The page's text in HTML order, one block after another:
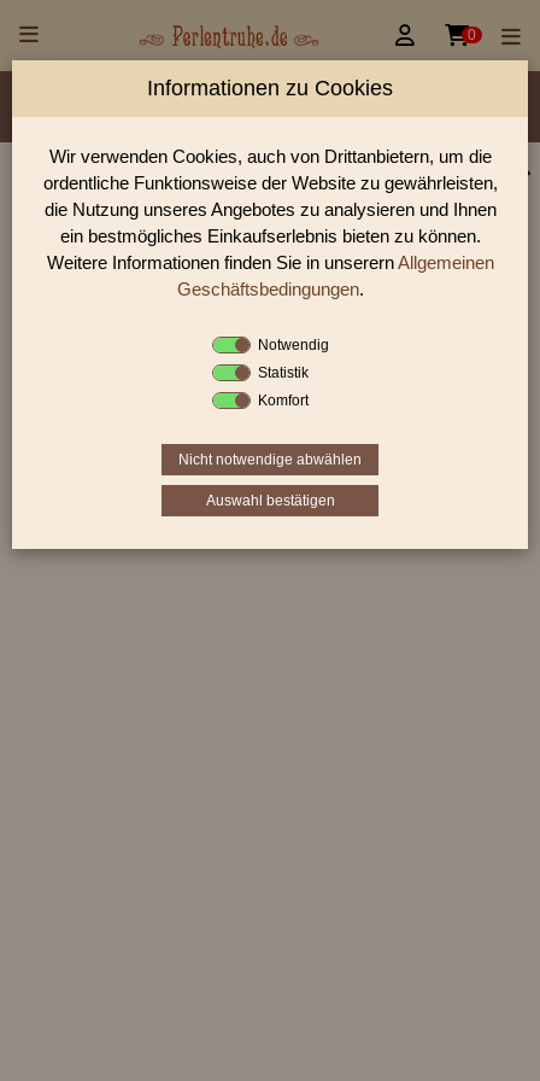
 0
Material/Glassorte Sorte/Form Farbe
Größen
Lochdurchmesser
Perlen Shop für Sonderangebote Perlen
In unserem Perlen Shop finden sie zahlreich Sonderangebote
Perlen und viele weiter Glasperlen.
Sie befinden sich in folgender Kategorie:
Sonderangebote
Informationen zu Cookies
Wir verwenden Cookies, auch von Drittanbietern, um die
ordentliche Funktionsweise der Website zu gewährleisten,
die Nutzung unseres Angebotes zu analysieren und Ihnen
ein bestmögliches Einkaufserlebnis bieten zu können.
Weitere Informationen finden Sie in unserernAllgemeinen
Geschäftsbedingungen.
Notwendig
Statistik
Komfort
Nicht notwendige abwählen
Auswahl bestätigen